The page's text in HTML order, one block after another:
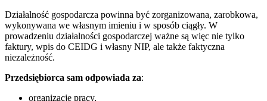
Działalność gospodarcza powinna być zorganizowana, zarobkowa,
wykonywana we własnym imieniu i w sposób ciągły. W
prowadzeniu działalności gospodarczej ważne są więc nie tylko
faktury, wpis do CEIDG i własny NIP, ale także faktyczna
niezależność.
Przedsiębiorca sam odpowiada za:
organizację pracy,